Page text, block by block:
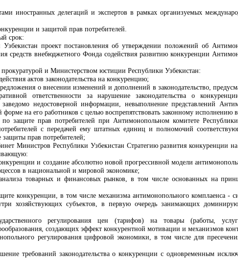
иностранных делегаций и экспертов в рамках организуемых
и защитой прав потребителей.
срок:
проект постановления об утверждении положений об
средств внебюджетного Фонда содействия развитию конкуренции
и Министерством юстиции Республики Узбекистан:
актов законодательства на конкуренцию;
о внесении изменений и дополнений в законодательство,
ответственности за нарушение законодательства о
недостоверной информации, невыполнение представлений
форме на его работников с целью воспрепятствовать законному
защите прав потребителей при Антимонопольном комитете Республики
с передачей ему штатных единиц и полномочий
защиты прав потребителей;
Министров Республики Узбекистан Стратегию развития конкуренции
и создание абсолютно новой прогрессивной модели
в национальной и мировой экономике;
товарных и финансовых рынков, в том числе основанных на
конкуренции, в том числе механизма антимонопольного комплаенса -
хозяйствующих субъектов, в первую очередь занимающих
регулирования цен (тарифов) на товары (работы,
создающих эффект конкурентной мотивации и механизмов
регулирования цифровой экономики, в том числе для
требований законодательства о конкуренции с одновременным